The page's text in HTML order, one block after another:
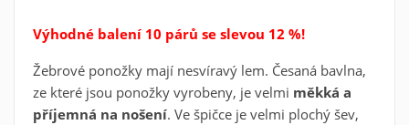
Výhodné balení 10 párů se slevou 12 %!
Žebrové ponožky mají nesvíravý lem. Česaná bavlna,
ze které jsou ponožky vyrobeny, je velmi měkká a
příjemná na nošení. Ve špičce je velmi plochý šev,